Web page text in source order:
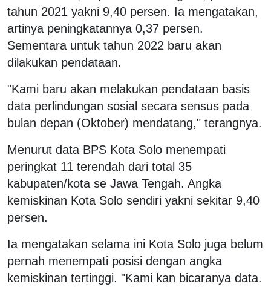
tahun 2021 yakni 9,40 persen. Ia mengatakan,
artinya peningkatannya 0,37 persen.
Sementara untuk tahun 2022 baru akan
dilakukan pendataan.
"Kami baru akan melakukan pendataan basis
data perlindungan sosial secara sensus pada
bulan depan (Oktober) mendatang," terangnya.
Menurut data BPS Kota Solo menempati
peringkat 11 terendah dari total 35
kabupaten/kota se Jawa Tengah. Angka
kemiskinan Kota Solo sendiri yakni sekitar 9,40
persen.
Ia mengatakan selama ini Kota Solo juga belum
pernah menempati posisi dengan angka
kemiskinan tertinggi. "Kami kan bicaranya data.